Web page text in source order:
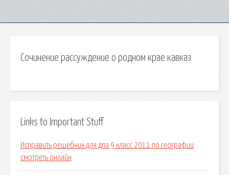
Сочинение рассуждение о родном крае кавказ
Links to Important Stuff
Исправить решебник для дпа 9 класс 2011 по географии
смотреть онлайн